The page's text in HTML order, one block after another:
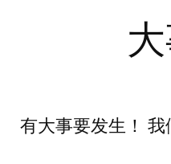
有大事要发生！ 我